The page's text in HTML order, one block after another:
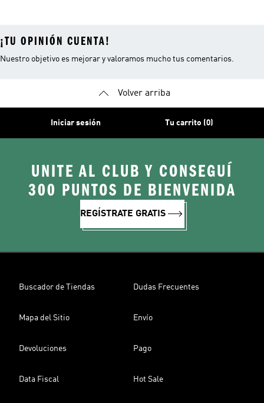
¡TU OPINIÓN CUENTA!
Nuestro objetivo es mejorar y valoramos mucho tus comentarios.
Volver arriba
Iniciar sesión Tu carrito (0)
UNITE AL CLUB Y CONSEGUÍ
300 PUNTOS DE BIENVENIDA
REGÍSTRATE GRATIS
Buscador de Tiendas Dudas Frecuentes
Mapa del Sitio Envío
Devoluciones Pago
Data Fiscal Hot Sale